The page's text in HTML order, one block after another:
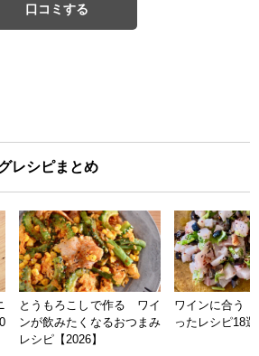
口コミする
レシピまとめ
とうもろこしで作る ワイ
ンが飲みたくなるおつまみ
レシピ【2026】
ワインに合う
ったレシピ18